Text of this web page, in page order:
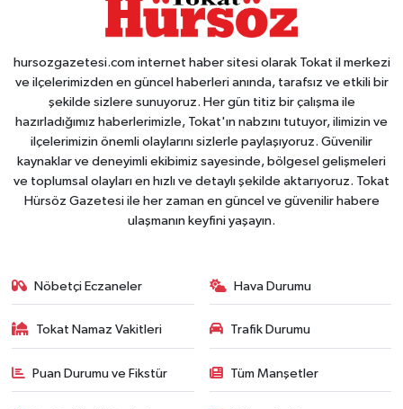
hursozgazetesi.com internet haber sitesi olarak Tokat il merkezi
ve ilçelerimizden en güncel haberleri anında, tarafsız ve etkili bir
şekilde sizlere sunuyoruz. Her gün titiz bir çalışma ile
hazırladığımız haberlerimizle, Tokat'ın nabzını tutuyor, ilimizin ve
ilçelerimizin önemli olaylarını sizlerle paylaşıyoruz. Güvenilir
kaynaklar ve deneyimli ekibimiz sayesinde, bölgesel gelişmeleri
ve toplumsal olayları en hızlı ve detaylı şekilde aktarıyoruz. Tokat
Hürsöz Gazetesi ile her zaman en güncel ve güvenilir habere
ulaşmanın keyfini yaşayın.
Nöbetçi Eczaneler Hava Durumu
Tokat Namaz Vakitleri Trafik Durumu
Puan Durumu ve Fikstür Tüm Manşetler